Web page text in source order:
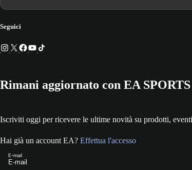
vostri feedback, oltre ad aggiornamenti per Ultimate
Seguici
Rimani aggiornato con EA
Iscriviti oggi per ricevere le ultime novità su prodotti,
Hai già un account EA? Effettua l'accesso
E-mail